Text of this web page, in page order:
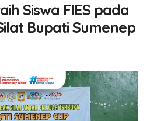
Siswa FIES pada
Bupati Sumenep